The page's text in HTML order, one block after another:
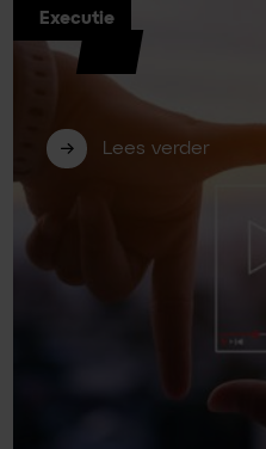
Billy Grace:
bedrijven verder
Analytics 4
Lees verder
Executie